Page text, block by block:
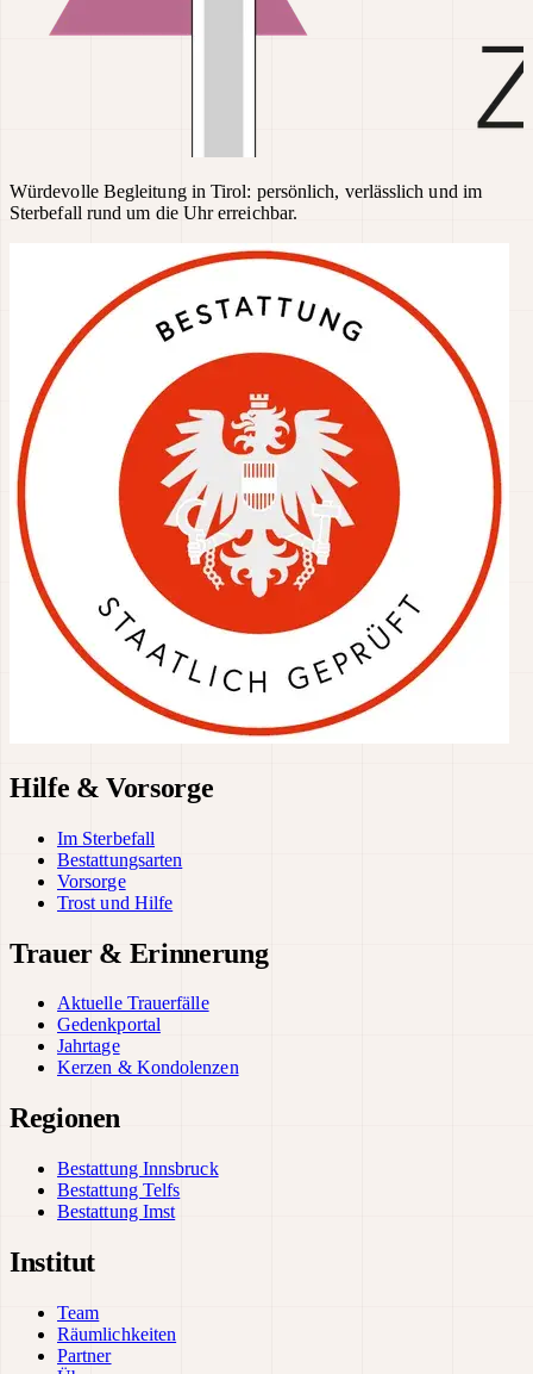
Würdevolle Begleitung in Tirol: persönlich, verlässlich und im
Sterbefall rund um die Uhr erreichbar.
Hilfe & Vorsorge
Im Sterbefall
Bestattungsarten
Vorsorge
Trost und Hilfe
Trauer & Erinnerung
Aktuelle Trauerfälle
Gedenkportal
Jahrtage
Kerzen & Kondolenzen
Regionen
Bestattung Innsbruck
Bestattung Telfs
Bestattung Imst
Institut
Team
Räumlichkeiten
Partner